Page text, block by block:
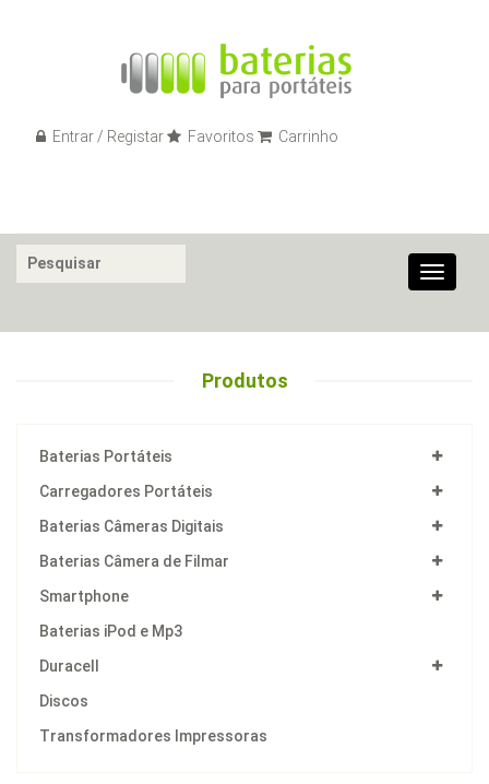
Entrar / Registar Favoritos Carrinho
Toggle
Produtos
Baterias Portáteis
Carregadores Portáteis
Baterias Câmeras Digitais
Baterias Câmera de Filmar
Smartphone
Baterias iPod e Mp3
Duracell
Discos
Transformadores Impressoras